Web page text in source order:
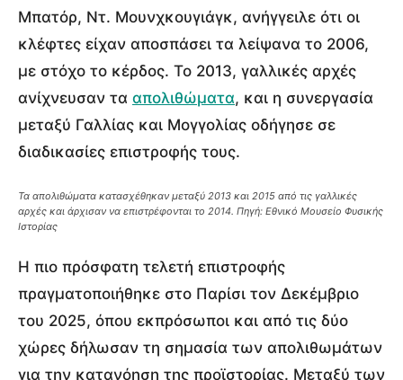
Μπατόρ, Ντ. Μουνχκουγιάγκ, ανήγγειλε ότι οι
κλέφτες είχαν αποσπάσει τα λείψανα το 2006,
με στόχο το κέρδος. Το 2013, γαλλικές αρχές
ανίχνευσαν τα απολιθώματα, και η συνεργασία
μεταξύ Γαλλίας και Μογγολίας οδήγησε σε
διαδικασίες επιστροφής τους.
Τα απολιθώματα κατασχέθηκαν μεταξύ 2013 και 2015 από τις γαλλικές
αρχές και άρχισαν να επιστρέφονται το 2014. Πηγή: Εθνικό Μουσείο Φυσικής
Ιστορίας
Η πιο πρόσφατη τελετή επιστροφής
πραγματοποιήθηκε στο Παρίσι τον Δεκέμβριο
του 2025, όπου εκπρόσωποι και από τις δύο
χώρες δήλωσαν τη σημασία των απολιθωμάτων
για την κατανόηση της προϊστορίας. Μεταξύ των